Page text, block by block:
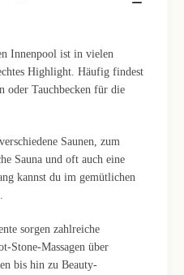
Innenpool ist in vielen
Highlight. Häufig findest
oder Tauchbecken für die
Saunen, zum
Sauna und oft auch eine
kannst du im gemütlichen
sorgen zahlreiche
Stone-Massagen über
bis hin zu Beauty-